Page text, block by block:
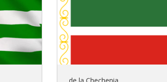
de la Chechenia